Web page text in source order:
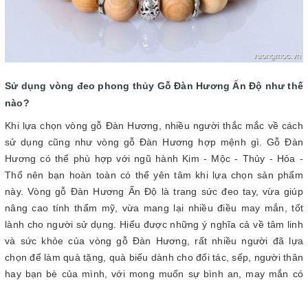
Sử dụng vòng đeo phong thủy Gỗ Đàn Hương Ấn Độ như thế
nào?
Khi lựa chọn vòng gỗ Đàn Hương, nhiều người thắc mắc về cách
sử dụng cũng như vòng gỗ Đàn Hương hợp mệnh gì. Gỗ Đàn
Hương có thể phù hợp với ngũ hành Kim - Mộc - Thủy - Hỏa -
Thổ nên bạn hoàn toàn có thể yên tâm khi lựa chọn sản phẩm
này. Vòng gỗ Đàn Hương Ấn Độ là trang sức đeo tay, vừa giúp
nâng cao tính thẩm mỹ, vừa mang lại nhiều điều may mắn, tốt
lành cho người sử dụng. Hiểu được những ý nghĩa cả về tâm linh
và sức khỏe của vòng gỗ Đàn Hương, rất nhiều người đã lựa
chọn để làm quà tặng, quà biếu dành cho đối tác, sếp, người thân
hay bạn bè của mình, với mong muốn sự bình an, may mắn có